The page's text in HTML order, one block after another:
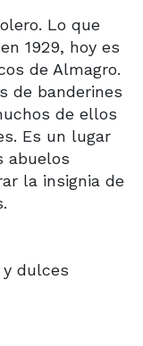
Lo que
1929, hoy es
de Almagro.
de banderines
de ellos
Es un lugar
abuelos
la insignia de
dulces